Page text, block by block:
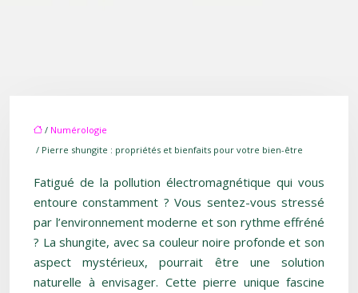
/ Numérologie
/ Pierre shungite : propriétés et bienfaits pour votre bien-être
Fatigué de la pollution électromagnétique qui vous
entoure constamment ? Vous sentez-vous stressé
par l’environnement moderne et son rythme effréné
? La shungite, avec sa couleur noire profonde et son
aspect mystérieux, pourrait être une solution
naturelle à envisager. Cette pierre unique fascine